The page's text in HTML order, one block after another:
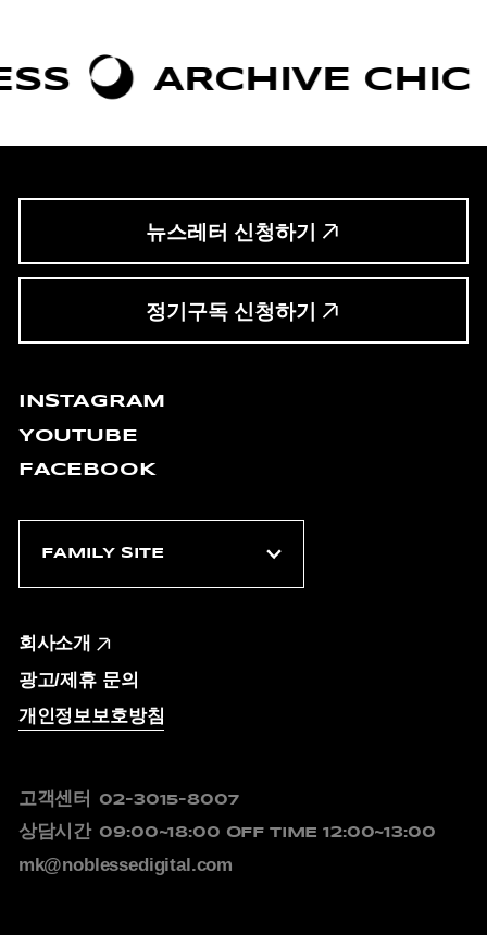
CHIC
뉴스레터 신청하기
정기구독 신청하기
INSTAGRAM
YOUTUBE
FACEBOOK
회사소개
광고/제휴 문의
개인정보보호방침
고객센터 02-3015-8007
상담시간 09:00~18:00 OFF TIME 12:00~13:00
mk@noblessedigital.com